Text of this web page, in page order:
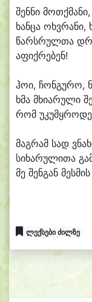
შენნი მოთქმა
ხანცა ოხვრანი,
წარსრულთა
აფიქრებენ!
ჰოი, ჩონგურო,
ხმა მხიარული
რომ უკუმყრო
მაგრამ სად ვნა
სიხარულითა გა
მე შენგან მეს
ლექსები ძილზე